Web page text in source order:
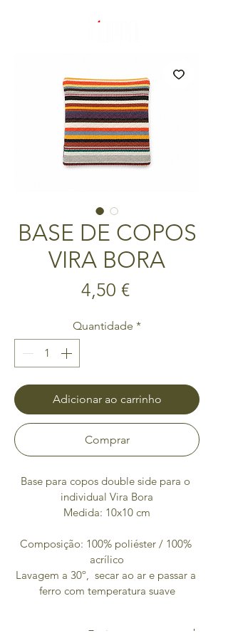
BASE DE COPOS
VIRA BORA
4,50 €Preço
Quantidade *
Adicionar ao carrinho
Comprar
Base para copos double side para o
individual Vira Bora
Medida: 10x10 cm
Composição: 100% poliéster / 100%
acrílico
Lavagem a 30º,  secar ao ar e passar a
ferro com temperatura suave
Envio